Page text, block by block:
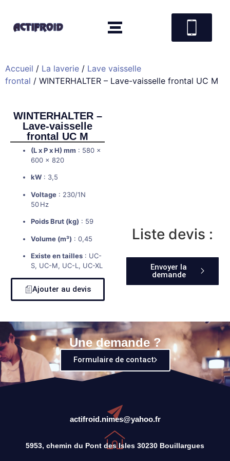
Accueil / La laverie / Lave vaisselle
frontal / WINTERHALTER – Lave-vaisselle frontal UC M
WINTERHALTER –
Lave-vaisselle
frontal UC M
(L x P x H) mm : 580 x
600 x 820
kW : 3,5
Voltage : 230/1N
50 Hz
Poids Brut (kg) : 59
Volume (m³) : 0,45
Existe en tailles : UC-
S, UC-M, UC-L, UC-XL
Ajouter au devis
Liste devis :
Envoyer la
demande
Une demande ?
Formulaire de contact
actifroid.nimes@yahoo.fr
5953, chemin du Pont des Isles 30230 Bouillargues